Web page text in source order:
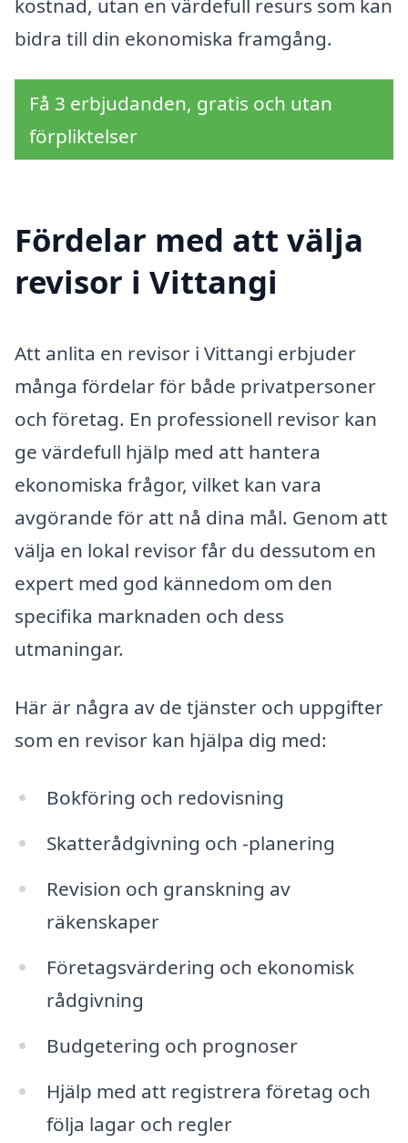
kostnad, utan en värdefull resurs som kan
bidra till din ekonomiska framgång.
Få 3 erbjudanden, gratis och utan
förpliktelser
Fördelar med att välja
revisor i Vittangi
Att anlita en revisor i Vittangi erbjuder
många fördelar för både privatpersoner
och företag. En professionell revisor kan
ge värdefull hjälp med att hantera
ekonomiska frågor, vilket kan vara
avgörande för att nå dina mål. Genom att
välja en lokal revisor får du dessutom en
expert med god kännedom om den
specifika marknaden och dess
utmaningar.
Här är några av de tjänster och uppgifter
som en revisor kan hjälpa dig med:
Bokföring och redovisning
Skatterådgivning och -planering
Revision och granskning av
räkenskaper
Företagsvärdering och ekonomisk
rådgivning
Budgetering och prognoser
Hjälp med att registrera företag och
följa lagar och regler